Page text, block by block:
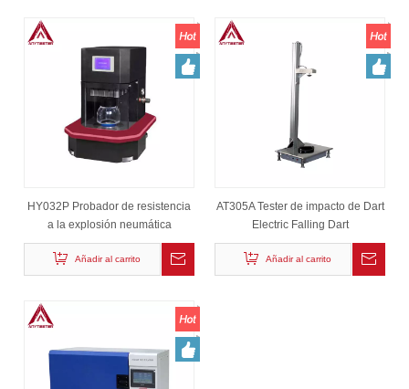
HY032P Probador de resistencia
a la explosión neumática
Añadir al carrito
AT305A Tester de impacto de Dart
Electric Falling Dart
Añadir al carrito